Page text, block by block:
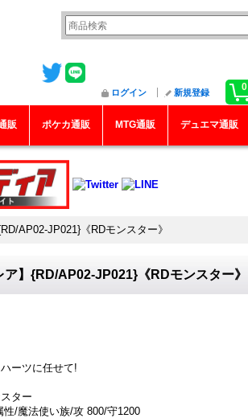
0
ログイン 新規登録
販 ポケカ通販 MTG通販 デュエマ通販
AP02-JP021}《RDモンスター》
】{RD/AP02-JP021}《RDモンスター》
ーツに任せて!
ター
性/魔法使い族/攻 800/守1200